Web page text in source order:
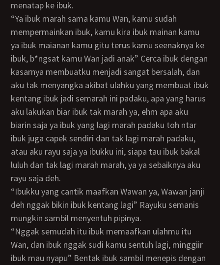
menatap ke ibuk.
“Ya ibuk marah sama kamu Wan, kamu sudah
mempermainkan ibuk, kamu kira ibuk mainan kamu
ya ibuk maianan kamu gitu terus kamu seenaknya ke
ibuk, b*ngsat kamu Wan jadi anak” Cerca ibuk dengan
kasarnya membuatku menjadi sangat bersalah, dan
aku tak menyangka akibat ulahku yang membuat ibuk
kentang ibuk jadi semarah ini padaku, apa yang harus
aku lakukan biar ibuk tak marah ya, ehm apa aku
biarin saja ya ibuk yang lagi marah padaku toh ntar
ibuk juga capek sendiri dan tak lagi marah padaku,
atau aku rayu saja ya ibukku ini, siapa tau ibuk bakal
luluh dan tak lagi marah marah, ya ya sebaiknya aku
rayu saja deh.
“Ibukku yang cantik maafkan Wawan ya, Wawan janji
deh nggak bikin ibuk kentang lagi” Rayuku semanis
mungkin sambil menyentuh pipinya.
“Nggak semudah itu ibuk memaafkan ulahmu itu
Wan, dan ibuk nggak sudi kamu sentuh lagi, minggiir
ibuk mau nyapu” Bentak ibuk sambil menepis dengan